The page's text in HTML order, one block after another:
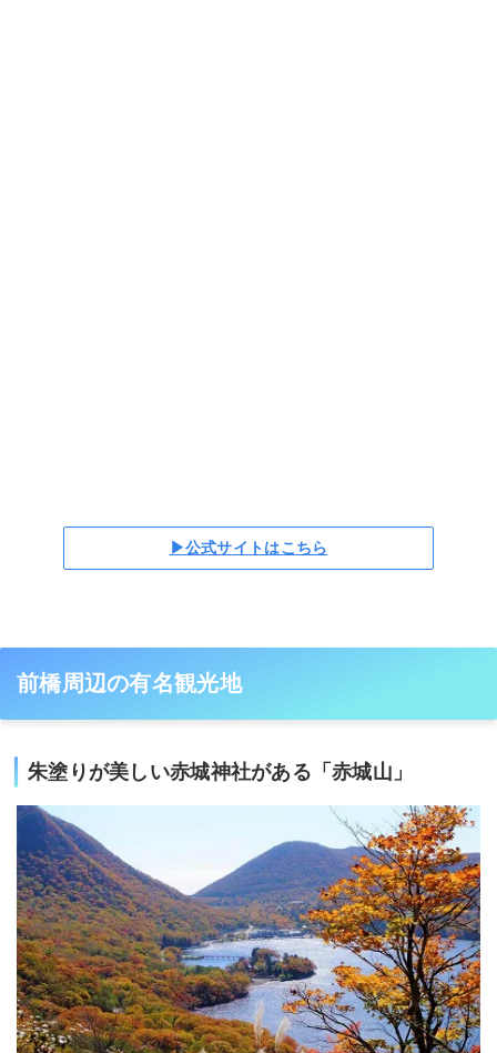
▶公式サイトはこちら
前橋周辺の有名観光地
朱塗りが美しい赤城神社がある「赤城山」